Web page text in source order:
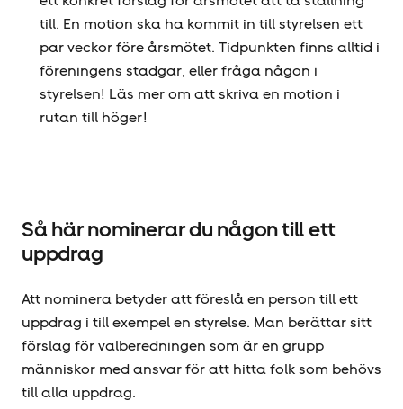
till. En motion ska ha kommit in till styrelsen ett
par veckor före årsmötet. Tidpunkten finns alltid i
föreningens stadgar, eller fråga någon i
styrelsen! Läs mer om att skriva en motion i
rutan till höger!
Så här nominerar du någon till ett
uppdrag
Att nominera betyder att föreslå en person till ett
uppdrag i till exempel en styrelse. Man berättar sitt
förslag för valberedningen som är en grupp
människor med ansvar för att hitta folk som behövs
till alla uppdrag.